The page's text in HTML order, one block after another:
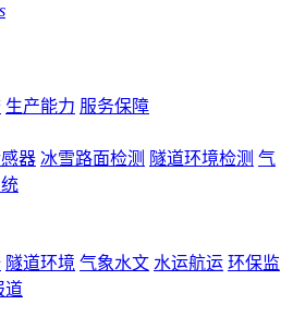
生产能力 服务保障
器 冰雪路面检测 隧道环境检测 气
隧道环境 气象水文 水运航运 环保监
道